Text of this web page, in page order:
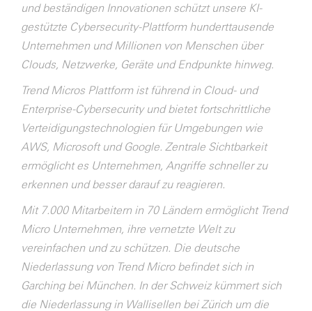
und beständigen Innovationen schützt unsere KI-
gestützte Cybersecurity-Plattform hunderttausende
Unternehmen und Millionen von Menschen über
Clouds, Netzwerke, Geräte und Endpunkte hinweg.
Trend Micros Plattform ist führend in Cloud- und
Enterprise-Cybersecurity und bietet fortschrittliche
Verteidigungstechnologien für Umgebungen wie
AWS, Microsoft und Google. Zentrale Sichtbarkeit
ermöglicht es Unternehmen, Angriffe schneller zu
erkennen und besser darauf zu reagieren.
Mit 7.000 Mitarbeitern in 70 Ländern ermöglicht Trend
Micro Unternehmen, ihre vernetzte Welt zu
vereinfachen und zu schützen. Die deutsche
Niederlassung von Trend Micro befindet sich in
Garching bei München. In der Schweiz kümmert sich
die Niederlassung in Wallisellen bei Zürich um die